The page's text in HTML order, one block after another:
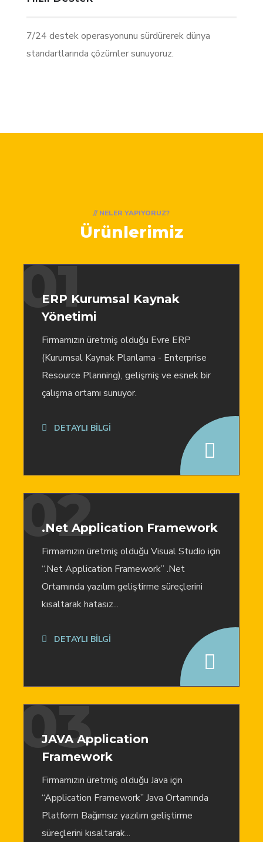
7/24 destek operasyonunu sürdürerek dünya
standartlarında çözümler sunuyoruz.
// NELER YAPIYORUZ?
Ürünlerimiz
01
ERP Kurumsal Kaynak
Yönetimi
Firmamızın üretmiş olduğu Evre ERP
(Kurumsal Kaynak Planlama - Enterprise
Resource Planning), gelişmiş ve esnek bir
çalışma ortamı sunuyor.
DETAYLI BİLGİ
02
.Net Application Framework
Firmamızın üretmiş olduğu Visual Studio için
“.Net Application Framework” .Net
Ortamında yazılım geliştirme süreçlerini
kısaltarak hatasız...
DETAYLI BİLGİ
03
JAVA Application
Framework
Firmamızın üretmiş olduğu Java için
“Application Framework” Java Ortamında
Platform Bağımsız yazılım geliştirme
süreçlerini kısaltarak...